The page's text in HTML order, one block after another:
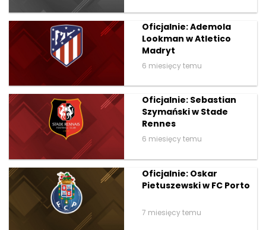
Oficjalnie: Ademola
Lookman w Atletico
Madryt
6 miesięcy temu
Oficjalnie: Sebastian
Szymański w Stade
Rennes
6 miesięcy temu
Oficjalnie: Oskar
Pietuszewski w FC Porto
7 miesięcy temu